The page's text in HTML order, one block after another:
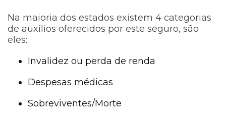
Na maioria dos estados existem 4 categorias
de auxílios oferecidos por este seguro, são
eles:
Invalidez ou perda de renda
Despesas médicas
Sobreviventes/Morte